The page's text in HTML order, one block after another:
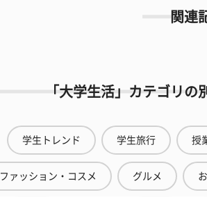
関連
「大学生活」カテゴリの
学生トレンド 学生旅行 授
ファッション・コスメ グルメ